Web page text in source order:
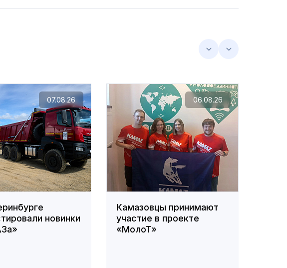
новинки
07.08.26
Камазовцы принимают
участие в проекте
«МолоТ»
06.08.26